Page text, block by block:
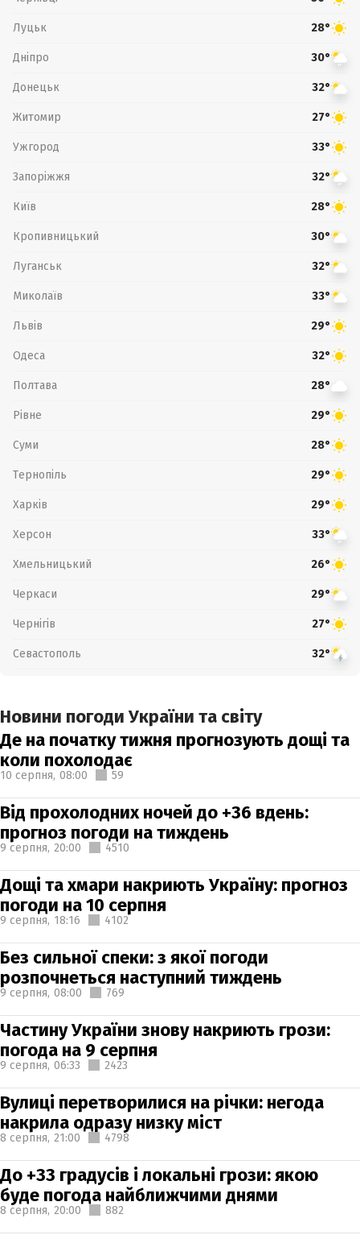
Луцьк 28°
Дніпро 30°
Донецьк 32°
Житомир 27°
Ужгород 33°
Запоріжжя 32°
Київ 28°
Кропивницький 30°
Луганськ 32°
Миколаїв 33°
Львів 29°
Одеса 32°
Полтава 28°
Рівне 29°
Суми 28°
Тернопіль 29°
Харків 29°
Херсон 33°
Хмельницький 26°
Черкаси 29°
Чернігів 27°
Севастополь 32°
Новини погоди України та світу
Де на початку тижня прогнозують дощі та
коли похолодає
10 серпня, 08:00 59
Від прохолодних ночей до +36 вдень:
прогноз погоди на тиждень
9 серпня, 20:00 4510
Дощі та хмари накриють Україну: прогноз
погоди на 10 серпня
9 серпня, 18:16 4102
Без сильної спеки: з якої погоди
розпочнеться наступний тиждень
9 серпня, 08:00 769
Частину України знову накриють грози:
погода на 9 серпня
9 серпня, 06:33 2423
Вулиці перетворилися на річки: негода
накрила одразу низку міст
8 серпня, 21:00 4798
До +33 градусів і локальні грози: якою
буде погода найближчими днями
8 серпня, 20:00 882